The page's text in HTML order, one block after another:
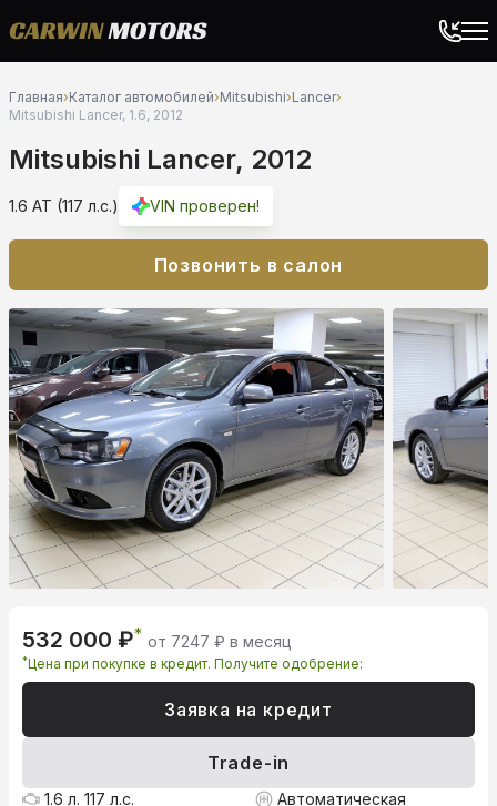
Главная›Каталог автомобилей›Mitsubishi›Lancer›
Mitsubishi Lancer, 1.6, 2012
Mitsubishi Lancer, 2012
1.6 AT (117 л.с.) VIN проверен!
Позвонить в салон
532 000 ₽* от 7247 ₽ в месяц
*Цена при покупке в кредит. Получите одобрение:
Заявка на кредит
Trade-in
1.6 л. 117 л.с.
Автоматическая